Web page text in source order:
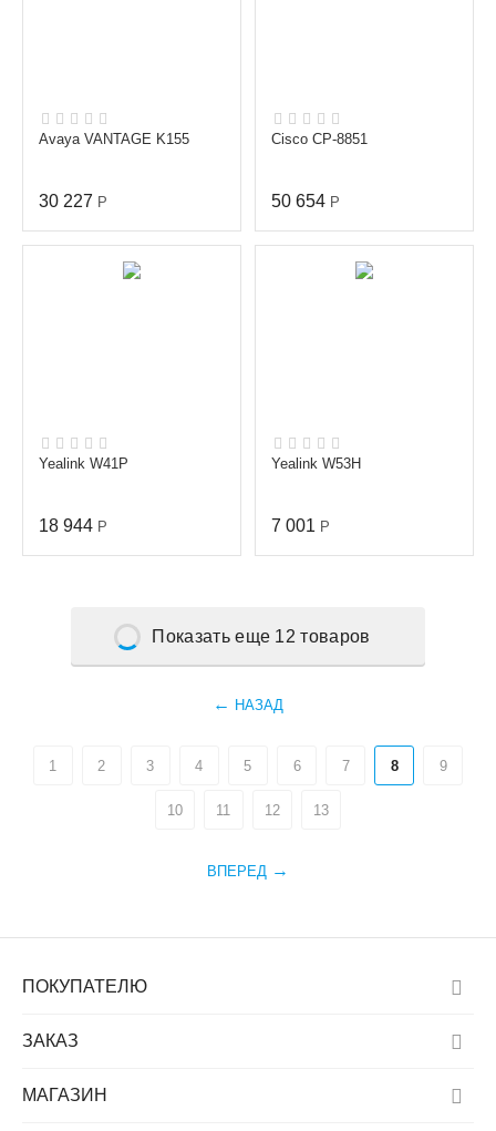
Avaya VANTAGE K155
30 227 Р
Cisco CP-8851
50 654 Р
Yealink W41P
18 944 Р
Yealink W53H
7 001 Р
Показать еще 12 товаров
НАЗАД
1 2 3 4 5 6 7 8 9
10 11 12 13
ВПЕРЕД
ПОКУПАТЕЛЮ
ЗАКАЗ
МАГАЗИН